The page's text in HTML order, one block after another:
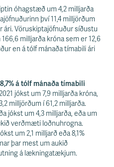
óhagstæð um 4,2 milljarða
því 11,4 milljörðum
ári. Vöruskiptajöfnuður síðustu
milljarða króna sem er 12,6
en á tólf mánaða tímabili ári
á tólf mánaða tímabili
jókst um 7,9 milljarða króna,
milljörðum í 61,2 milljarða.
jókst um 4,3 milljarða, eða um
verðmæti loðnuhrogna.
um 2,1 milljarð eða 8,1%
þar mest um aukið
á lækningatækjum.